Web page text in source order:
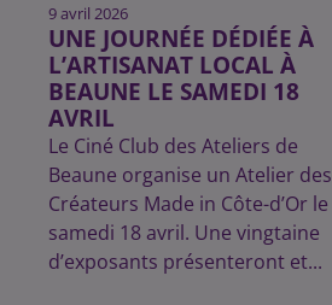
9 avril 2026
UNE JOURNÉE DÉDIÉE À
L’ARTISANAT LOCAL À
BEAUNE LE SAMEDI 18
AVRIL
Le Ciné Club des Ateliers de
Beaune organise un Atelier des
Créateurs Made in Côte-d’Or le
samedi 18 avril. Une vingtaine
d’exposants présenteront et...